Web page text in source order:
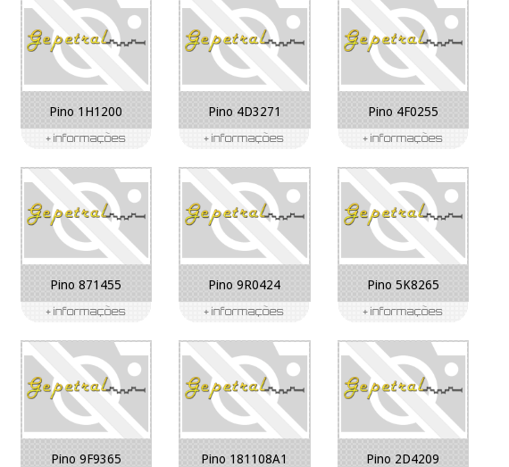
Pino 1H1200 Pino 4D3271 Pino 4F0255
Pino 871455 Pino 9R0424 Pino 5K8265
Pino 9F9365 Pino 181108A1 Pino 2D4209